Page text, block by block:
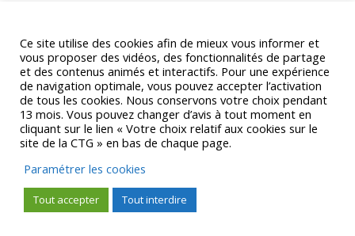
Ce site utilise des cookies afin de mieux vous informer et
vous proposer des vidéos, des fonctionnalités de partage
et des contenus animés et interactifs. Pour une expérience
de navigation optimale, vous pouvez accepter l’activation
de tous les cookies. Nous conservons votre choix pendant
13 mois. Vous pouvez changer d’avis à tout moment en
cliquant sur le lien « Votre choix relatif aux cookies sur le
site de la CTG » en bas de chaque page.
Paramétrer les cookies
Tout accepter Tout interdire